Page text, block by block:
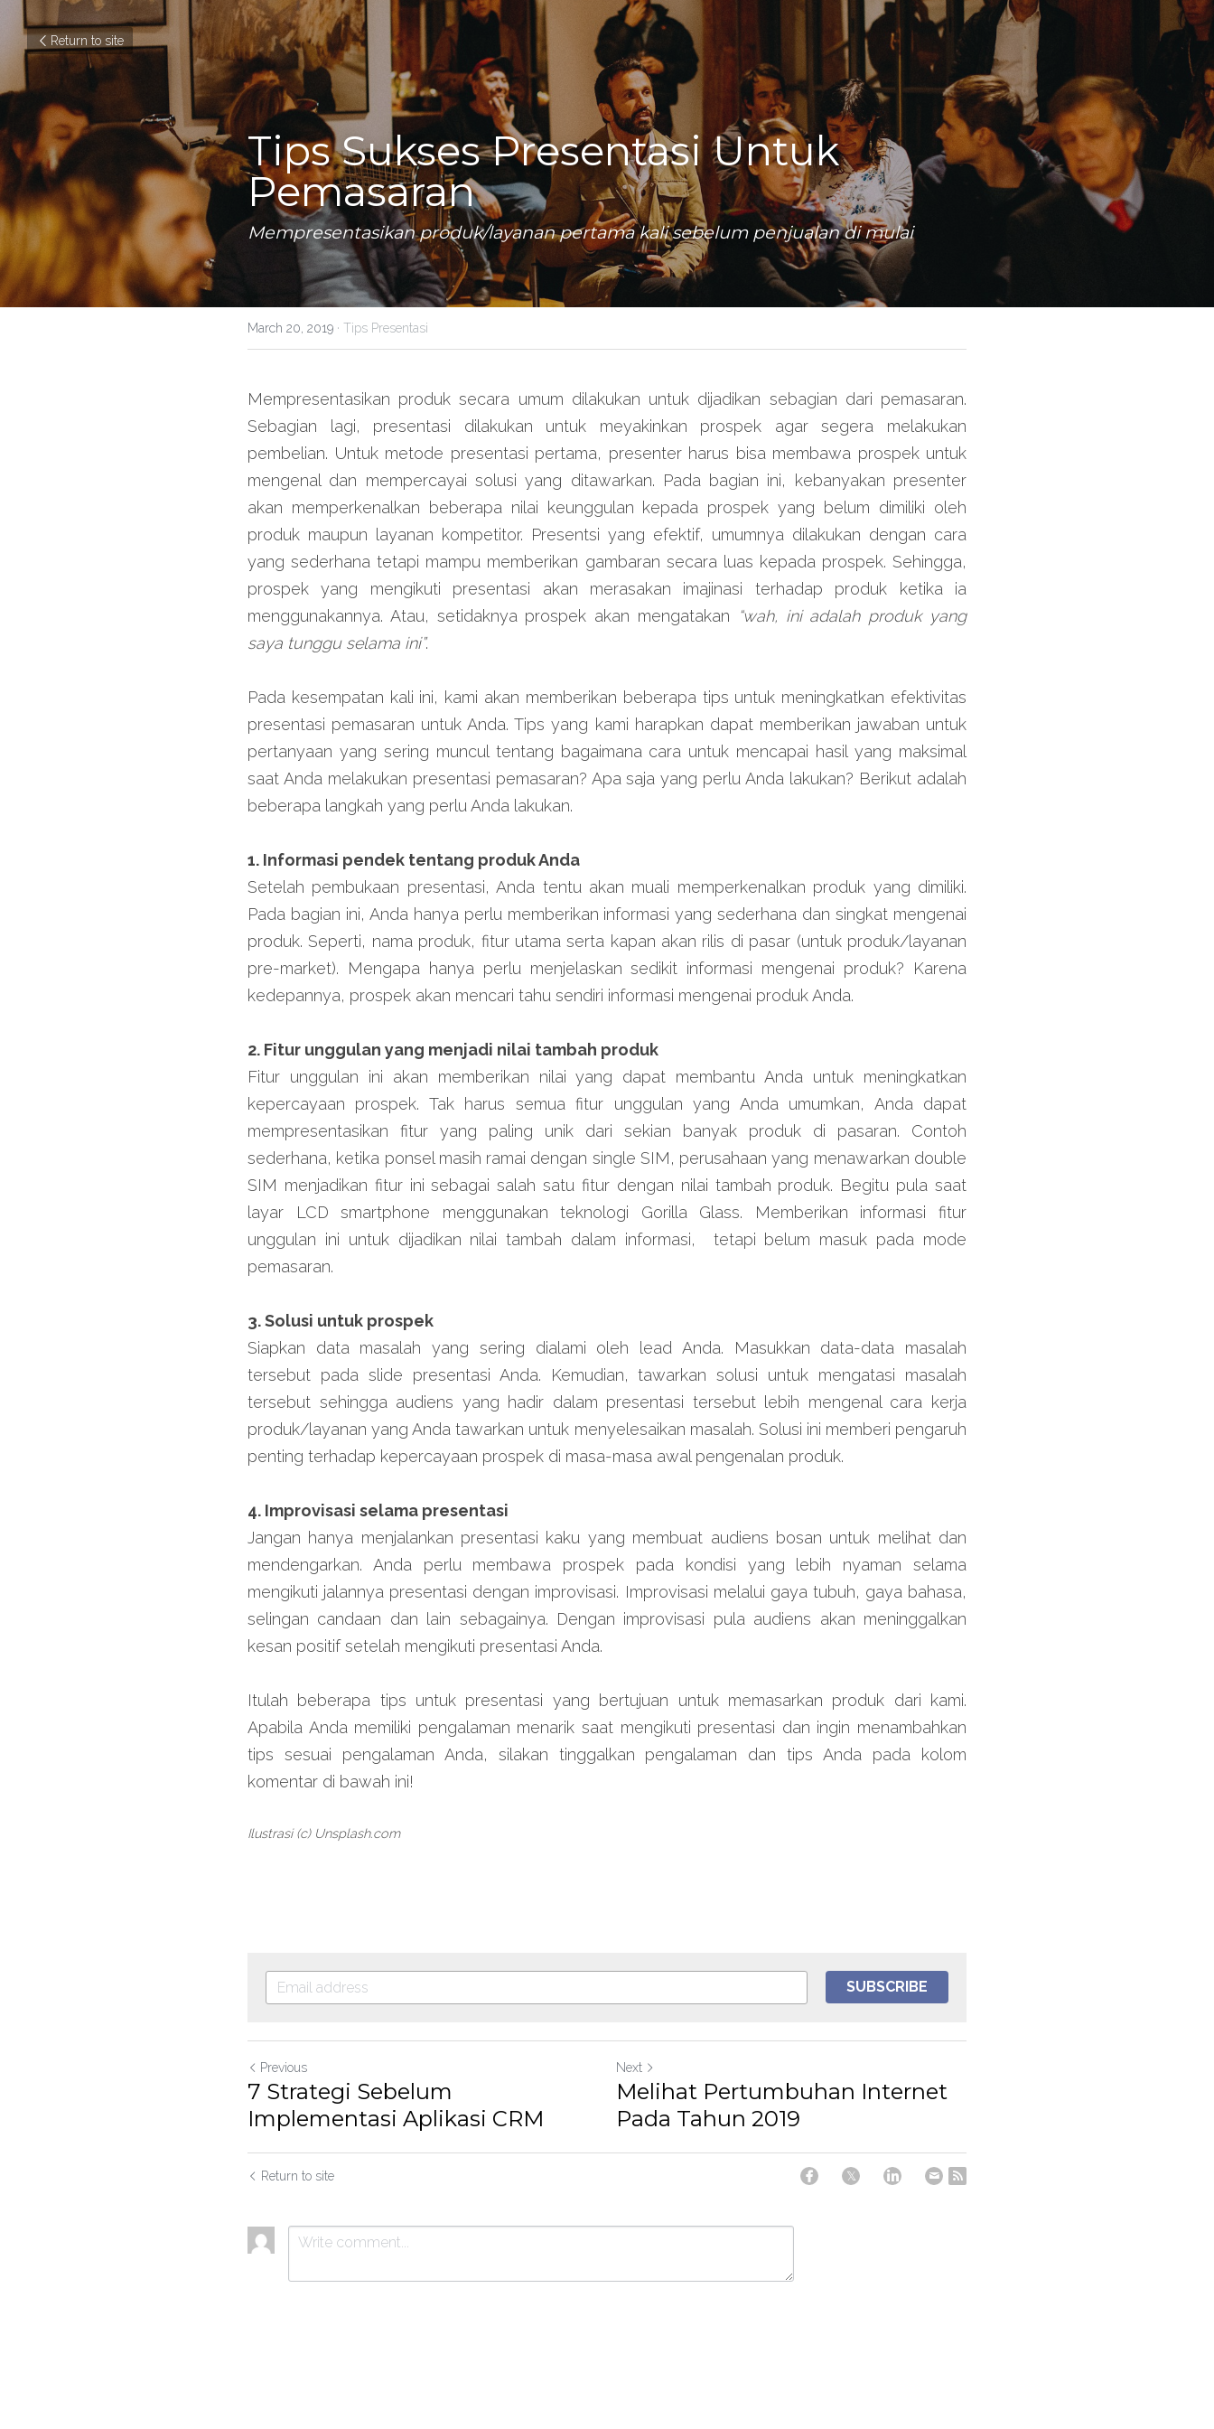
Return to site
Tips Sukses Presentasi Untuk
Pemasaran
Mempresentasikan produk/layanan pertama kali sebelum penjualan di mulai
March 20, 2019 · Tips Presentasi
Mempresentasikan produk secara umum dilakukan untuk dijadikan sebagian dari pemasaran.
Sebagian lagi, presentasi dilakukan untuk meyakinkan prospek agar segera melakukan
pembelian. Untuk metode presentasi pertama, presenter harus bisa membawa prospek untuk
mengenal dan mempercayai solusi yang ditawarkan. Pada bagian ini, kebanyakan presenter
akan memperkenalkan beberapa nilai keunggulan kepada prospek yang belum dimiliki oleh
produk maupun layanan kompetitor. Presentsi yang efektif, umumnya dilakukan dengan cara
yang sederhana tetapi mampu memberikan gambaran secara luas kepada prospek. Sehingga,
prospek yang mengikuti presentasi akan merasakan imajinasi terhadap produk ketika ia
menggunakannya. Atau, setidaknya prospek akan mengatakan
“wah, ini adalah produk yang
saya tunggu selama ini”.
Pada kesempatan kali ini, kami akan memberikan beberapa tips untuk meningkatkan efektivitas
presentasi pemasaran untuk Anda. Tips yang kami harapkan dapat memberikan jawaban untuk
pertanyaan yang sering muncul tentang bagaimana cara untuk mencapai hasil yang maksimal
saat Anda melakukan presentasi pemasaran? Apa saja yang perlu Anda lakukan? Berikut adalah
beberapa langkah yang perlu Anda lakukan.
1. Informasi pendek tentang produk Anda
Setelah pembukaan presentasi, Anda tentu akan muali memperkenalkan produk yang dimiliki.
Pada bagian ini, Anda hanya perlu memberikan informasi yang sederhana dan singkat mengenai
produk. Seperti, nama produk, fitur utama serta kapan akan rilis di pasar (untuk produk/layanan
pre-market). Mengapa hanya perlu menjelaskan sedikit informasi mengenai produk? Karena
kedepannya, prospek akan mencari tahu sendiri informasi mengenai produk Anda.
2. Fitur unggulan yang menjadi nilai tambah produk
Fitur unggulan ini akan memberikan nilai yang dapat membantu Anda untuk meningkatkan
kepercayaan prospek. Tak harus semua fitur unggulan yang Anda umumkan, Anda dapat
mempresentasikan fitur yang paling unik dari sekian banyak produk di pasaran. Contoh
sederhana, ketika ponsel masih ramai dengan single SIM, perusahaan yang menawarkan double
SIM menjadikan fitur ini sebagai salah satu fitur dengan nilai tambah produk. Begitu pula saat
layar LCD smartphone menggunakan teknologi Gorilla Glass. Memberikan informasi fitur
unggulan ini untuk dijadikan nilai tambah dalam informasi,  tetapi belum masuk pada mode
pemasaran.
3. Solusi untuk prospek
Siapkan data masalah yang sering dialami oleh lead Anda. Masukkan data-data masalah
tersebut pada slide presentasi Anda. Kemudian, tawarkan solusi untuk mengatasi masalah
tersebut sehingga audiens yang hadir dalam presentasi tersebut lebih mengenal cara kerja
produk/layanan yang Anda tawarkan untuk menyelesaikan masalah. Solusi ini memberi pengaruh
penting terhadap kepercayaan prospek di masa-masa awal pengenalan produk.
4. Improvisasi selama presentasi
Jangan hanya menjalankan presentasi kaku yang membuat audiens bosan untuk melihat dan
mendengarkan. Anda perlu membawa prospek pada kondisi yang lebih nyaman selama
mengikuti jalannya presentasi dengan improvisasi. Improvisasi melalui gaya tubuh, gaya bahasa,
selingan candaan dan lain sebagainya. Dengan improvisasi pula audiens akan meninggalkan
kesan positif setelah mengikuti presentasi Anda.
Itulah beberapa tips untuk presentasi yang bertujuan untuk memasarkan produk dari kami.
Apabila Anda memiliki pengalaman menarik saat mengikuti presentasi dan ingin menambahkan
tips sesuai pengalaman Anda, silakan tinggalkan pengalaman dan tips Anda pada kolom
komentar di bawah ini!
Ilustrasi (c) Unsplash.com
SUBSCRIBE
Previous
7 Strategi Sebelum
Implementasi Aplikasi CRM
Next
Melihat Pertumbuhan Internet
Pada Tahun 2019
Return to site